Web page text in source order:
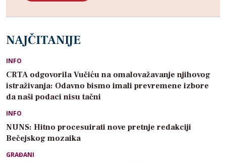
NAJČITANIJE
INFO
CRTA odgovorila Vučiću na omalovažavanje njihovog
istraživanja: Odavno bismo imali prevremene izbore
da naši podaci nisu tačni
INFO
NUNS: Hitno procesuirati nove pretnje redakciji
Bečejskog mozaika
GRAĐANI